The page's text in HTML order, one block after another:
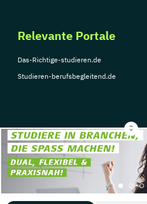
Relevante Portale
Das-Richtige-studieren.de
Studieren-berufsbegleitend.de
© Copyright 2026, TarGroup Media GmbH
Impressum
Über
uns
Datenschutzerklärung